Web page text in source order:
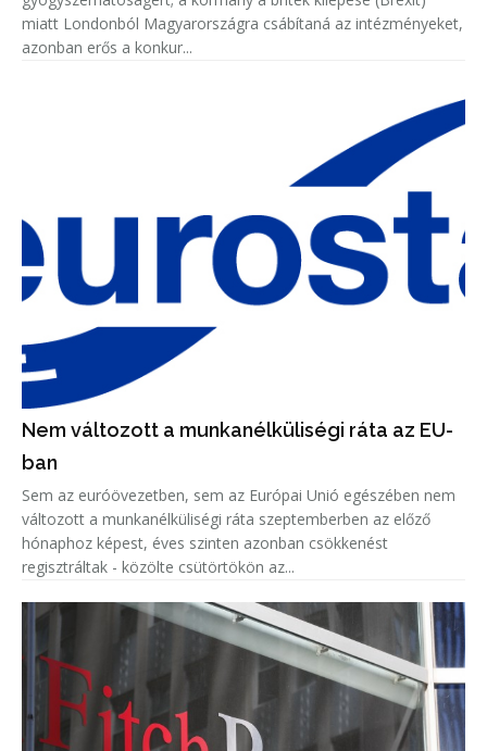
miatt Londonból Magyarországra csábítaná az intézményeket,
azonban erős a konkur...
Nem változott a munkanélküliségi ráta az EU-
ban
Sem az euróövezetben, sem az Európai Unió egészében nem
változott a munkanélküliségi ráta szeptemberben az előző
hónaphoz képest, éves szinten azonban csökkenést
regisztráltak - közölte csütörtökön az...